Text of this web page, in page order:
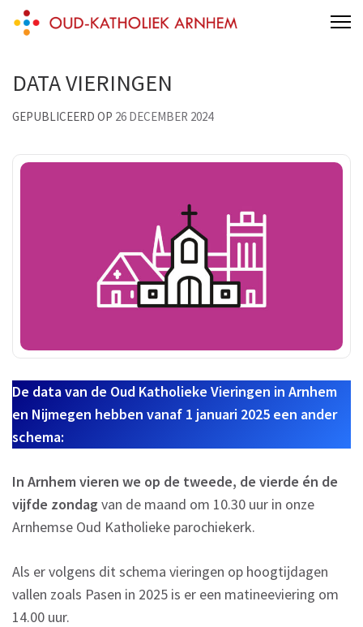
Skip
(Press
Een kerk voor iedereen die wil!
DATA VIERINGEN
GEPUBLICEERD OP 26 DECEMBER 2024
De data van de Oud Katholieke Vieringen in Arnhem
en Nijmegen hebben vanaf 1 januari 2025 een ander
schema:
In Arnhem vieren we op de tweede, de vierde én de
vijfde zondag van de maand om 10.30 uur in onze
Arnhemse Oud Katholieke parochiekerk.
Als er volgens dit schema vieringen op hoogtijdagen
vallen zoals Pasen in 2025 is er een matineeviering om
14.00 uur.